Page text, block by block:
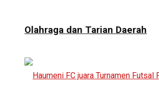
Olahraga dan Tarian Daerah